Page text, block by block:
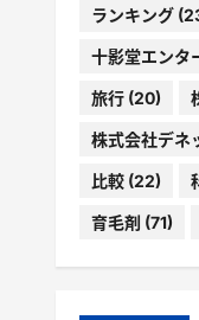
ランキング
十影堂エンタ
旅行(20)
株式会社デネ
比較(22)
育毛剤 (71)